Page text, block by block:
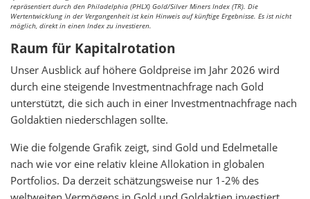
repräsentiert durch den Philadelphia (PHLX) Gold/Silver Miners Index (TR). Die
Wertentwicklung in der Vergangenheit ist kein Hinweis auf künftige Ergebnisse. Es ist nicht
möglich, direkt in einen Index zu investieren.
Raum für Kapitalrotation
Unser Ausblick auf höhere Goldpreise im Jahr 2026 wird
durch eine steigende Investmentnachfrage nach Gold
unterstützt, die sich auch in einer Investmentnachfrage nach
Goldaktien niederschlagen sollte.
Wie die folgende Grafik zeigt, sind Gold und Edelmetalle
nach wie vor eine relativ kleine Allokation in globalen
Portfolios. Da derzeit schätzungsweise nur 1-2% des